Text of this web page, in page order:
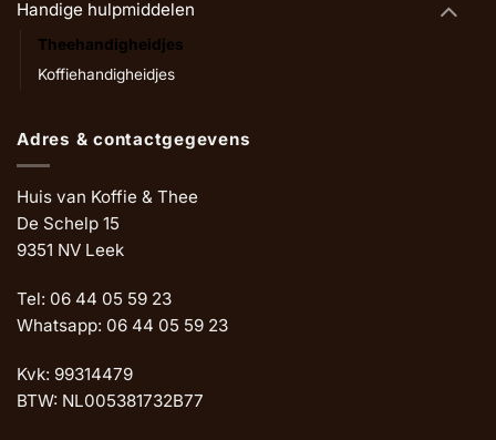
Handige hulpmiddelen
Theehandigheidjes
Koffiehandigheidjes
Adres & contactgegevens
Huis van Koffie & Thee
De Schelp 15
9351 NV Leek
Tel: 06 44 05 59 23
Whatsapp: 06 44 05 59 23
Kvk: 99314479
BTW: NL005381732B77